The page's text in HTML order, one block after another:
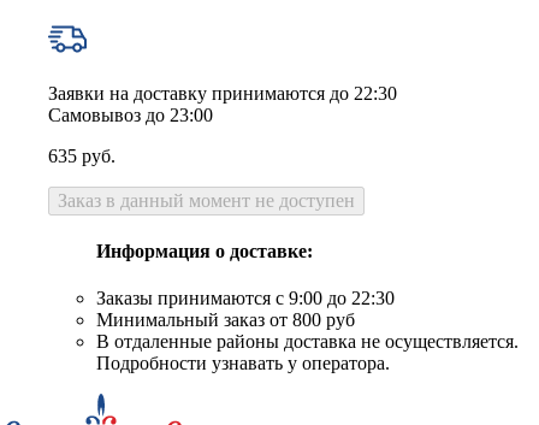
Заявки на доставку принимаются до 22:30
Самовывоз до 23:00
635 руб.
Заказ в данный момент не доступен
Информация о доставке:
Заказы принимаются с 9:00 до 22:30
Минимальный заказ от 800 руб
В отдаленные районы доставка не осуществляется.
Подробности узнавать у оператора.